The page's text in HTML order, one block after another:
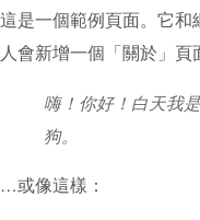
這是一個範例頁面。它
人會新增一個「關於」
嗨！你好！白天我
狗。
…或像這樣：